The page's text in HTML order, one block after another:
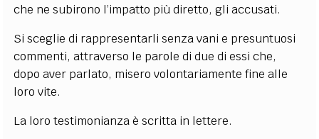
che ne subirono l’impatto più diretto, gli accusati.
Si sceglie di rappresentarli senza vani e presuntuosi
commenti, attraverso le parole di due di essi che,
dopo aver parlato, misero volontariamente fine alle
loro vite.
La loro testimonianza è scritta in lettere.